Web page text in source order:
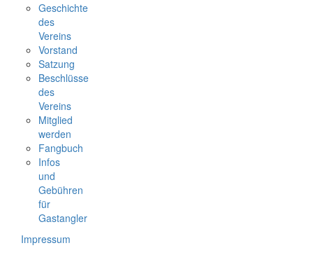
Geschichte
des
Vereins
Vorstand
Satzung
Beschlüsse
des
Vereins
Mitglied
werden
Fangbuch
Infos
und
Gebühren
für
Gastangler
Impressum